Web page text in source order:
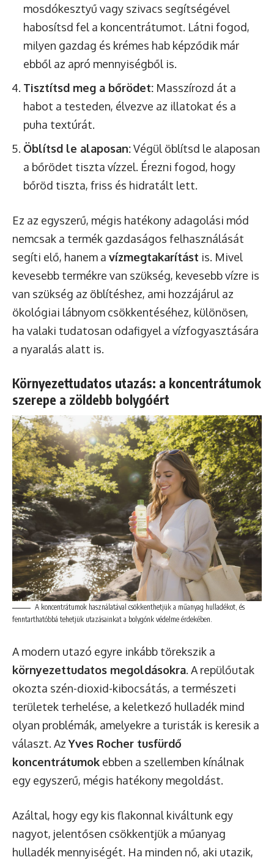
mosdókesztyű vagy szivacs segítségével
habosítsd fel a koncentrátumot. Látni fogod,
milyen gazdag és krémes hab képződik már
ebből az apró mennyiségből is.
Tisztítsd meg a bőrödet: Masszírozd át a
habot a testeden, élvezve az illatokat és a
puha textúrát.
Öblítsd le alaposan:Végül öblítsd le alaposan
a bőrödet tiszta vízzel. Érezni fogod, hogy
bőröd tiszta, friss és hidratált lett.
Ez az egyszerű, mégis hatékony adagolási mód
nemcsak a termék gazdaságos felhasználását
segíti elő, hanem a vízmegtakarítást is. Mivel
kevesebb termékre van szükség, kevesebb vízre is
van szükség az öblítéshez, ami hozzájárul az
ökológiai lábnyom csökkentéséhez, különösen,
ha valaki tudatosan odafigyel a vízfogyasztására
a nyaralás alatt is.
Környezettudatos utazás: a koncentrátumok
szerepe a zöldebb bolygóért
A koncentrátumok használatával csökkenthetjük a műanyag hulladékot, és
fenntarthatóbbá tehetjük utazásainkat a bolygónk védelme érdekében.
A modern utazó egyre inkább törekszik a
környezettudatos megoldásokra. A repülőutak
okozta szén-dioxid-kibocsátás, a természeti
területek terhelése, a keletkező hulladék mind
olyan problémák, amelyekre a turisták is keresik a
választ. AzYves Rocher tusfürdő
koncentrátumok ebben a szellemben kínálnak
egy egyszerű, mégis hatékony megoldást.
Azáltal, hogy egy kis flakonnal kiváltunk egy
nagyot, jelentősen csökkentjük a műanyag
hulladék mennyiségét. Ha minden nő, aki utazik,